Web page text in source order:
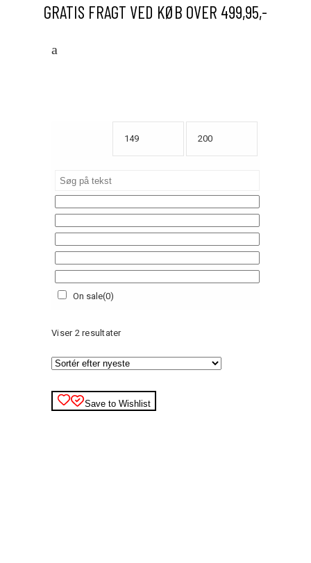
GRATIS FRAGT VED KØB OVER 499,95,-
On sale(0)
Viser 2 resultaterSorteret
efter
seneste
Save to Wishlist